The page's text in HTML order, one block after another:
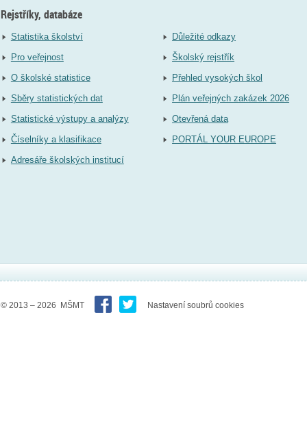
Rejstříky, databáze
Statistika školství
Pro veřejnost
O školské statistice
Sběry statistických dat
Statistické výstupy a analýzy
Číselníky a klasifikace
Adresáře školských institucí
Důležité odkazy
Školský rejstřík
Přehled vysokých škol
Plán veřejných zakázek 2026
Otevřená data
PORTÁL YOUR EUROPE
© 2013 – 2026 MŠMT Nastavení soubrů cookies